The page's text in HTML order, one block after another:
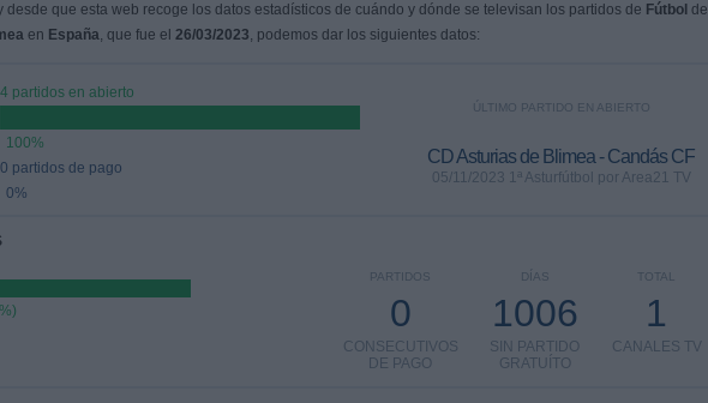
desde que esta web recoge los datos estadísticos de cuándo y dónde se televisan los partidos de Fútbol del
en España, que fue el 26/03/2023, podemos dar los siguientes datos:
4 partidos en abierto
100%
0 partidos de pago
0%
ÚLTIMO PARTIDO EN ABIERTO
CD Asturias de Blimea - Candás CF
05/11/2023 1ª Asturfútbol por Area21 TV
TOTAL
1
CANALES TV
DÍAS
1006
SIN PARTIDO
GRATUÍTO
PARTIDOS
0
CONSECUTIVOS
DE PAGO